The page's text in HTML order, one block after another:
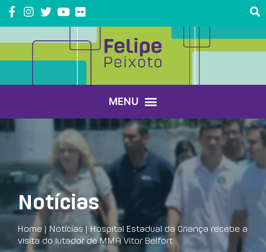
Notícias
Home| Notícias | Hospital Estadual da Criança recebe a
visita do lutador de MMA Vitor Belfort